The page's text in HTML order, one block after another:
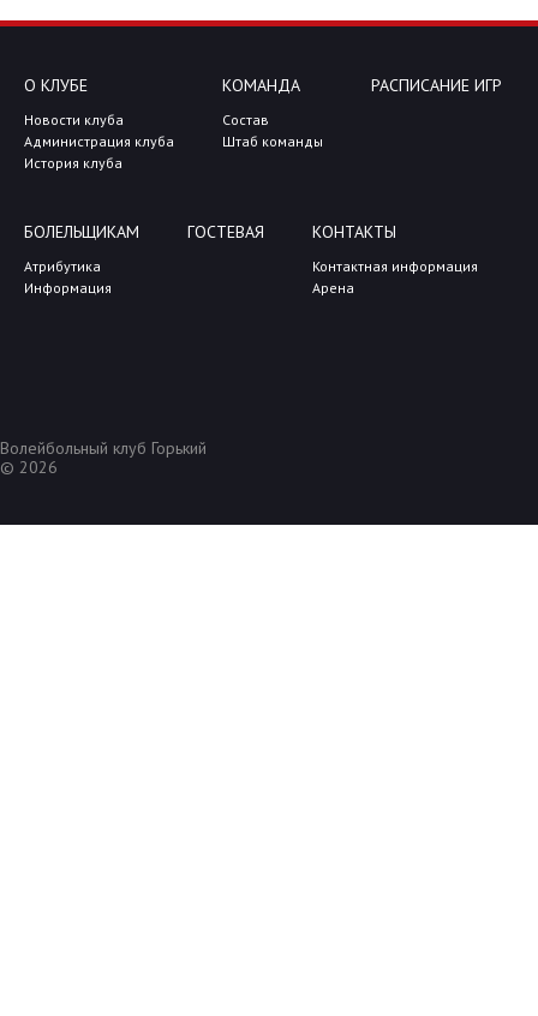
О КЛУБЕ
Новости клуба
Администрация клуба
История клуба
КОМАНДА
Состав
Штаб команды
РАСПИСАНИЕ ИГР
БОЛЕЛЬЩИКАМ
Атрибутика
Информация
ГОСТЕВАЯ КОНТАКТЫ
Контактная информация
Арена
Волейбольный клуб Горький
© 2026